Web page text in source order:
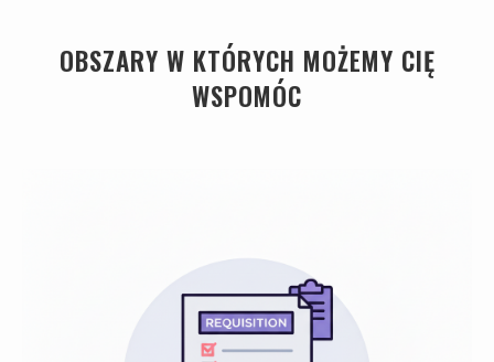
OBSZARY W KTÓRYCH MOŻEMY CIĘ
WSPOMÓC